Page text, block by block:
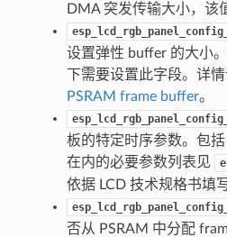
DMA 突发传输大小，该
设置弹性 buffer 的大小
下需要设置此字段。详
PSRAM frame buffer。
板的特定时序参数。包
在内的必要参数列表见
依据 LCD 技术规格书填
否从 PSRAM 中分配